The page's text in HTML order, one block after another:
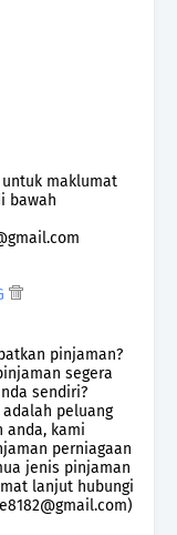
maklumat
bawah
pinjaman?
segera
sendiri?
peluang
anda, kami
perniagaan
jenis pinjaman
lanjut hubungi